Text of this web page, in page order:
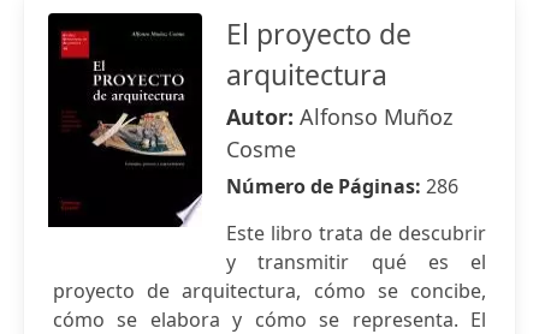
El proyecto de
arquitectura
Autor: Alfonso Muñoz
Cosme
Número de Páginas: 286
Este libro trata de descubrir
y transmitir qué es el
proyecto de arquitectura, cómo se concibe,
cómo se elabora y cómo se representa. El